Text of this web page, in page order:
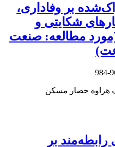
بر وفاداری،
شکایتی و
(مورد مطالعه: صنعت
هزاوه حصار مسکن
رابطه‌مند بر